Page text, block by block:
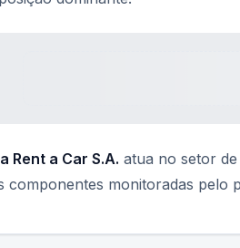
Rent a Car S.A. atua no setor de
componentes monitoradas pelo